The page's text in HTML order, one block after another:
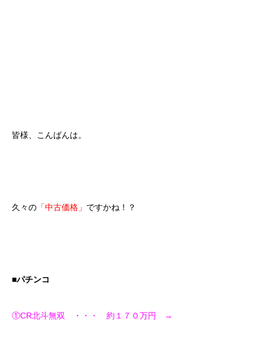
皆様、こんばんは。
久々の 「中古価格」 ですかね！？
■パチンコ
①CR北斗無双 ・・・ 約１７０万円 →